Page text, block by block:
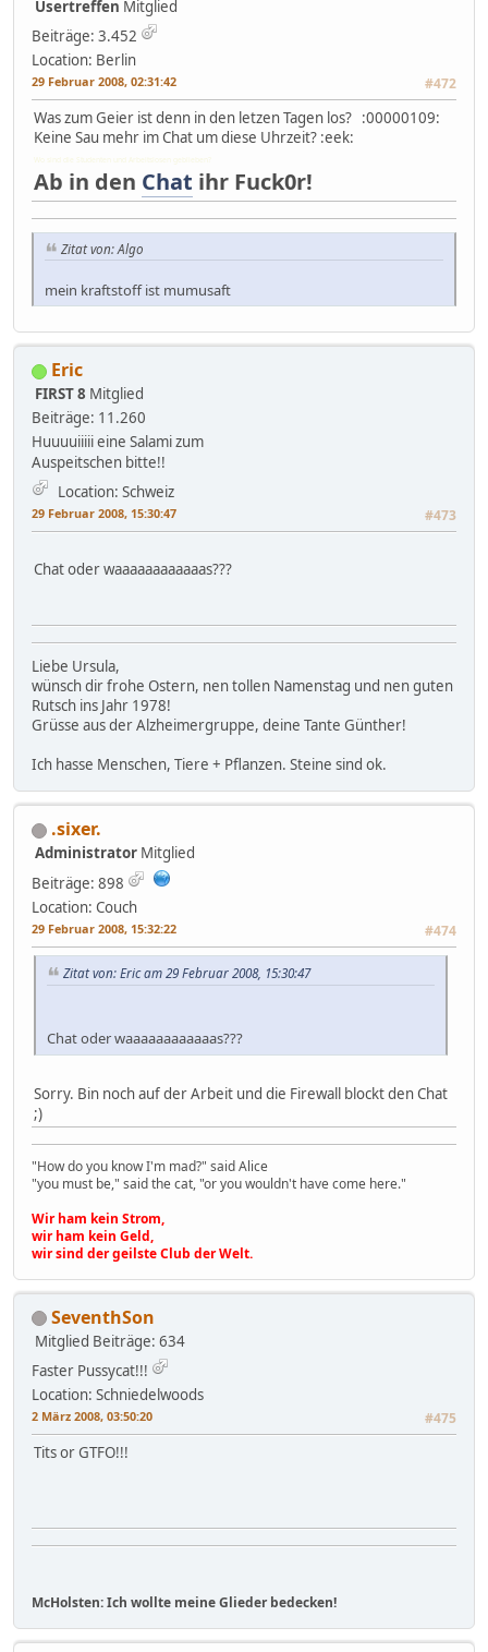
Usertreffen Mitglied
Beiträge: 3.452
Location: Berlin
29 Februar 2008, 02:31:42 #472
Was zum Geier ist denn in den letzen Tagen los? :00000109:
Keine Sau mehr im Chat um diese Uhrzeit? :eek:
Wo sind die Studenten und Arbeitslosen geblieben?
Ab in den Chat ihr Fuck0r!
Zitat von: Algo
mein kraftstoff ist mumusaft
Eric
FIRST 8 Mitglied
Beiträge: 11.260
Huuuuiiiii eine Salami zum
Auspeitschen bitte!!
Location: Schweiz
29 Februar 2008, 15:30:47 #473
Chat oder waaaaaaaaaaaas???
Liebe Ursula,
wünsch dir frohe Ostern, nen tollen Namenstag und nen guten
Rutsch ins Jahr 1978!
Grüsse aus der Alzheimergruppe, deine Tante Günther!
Ich hasse Menschen, Tiere + Pflanzen. Steine sind ok.
.sixer.
Administrator Mitglied
Beiträge: 898
Location: Couch
29 Februar 2008, 15:32:22 #474
Zitat von: Eric am 29 Februar 2008, 15:30:47
Chat oder waaaaaaaaaaaas???
Sorry. Bin noch auf der Arbeit und die Firewall blockt den Chat
;)
"How do you know I'm mad?" said Alice
"you must be," said the cat, "or you wouldn't have come here."
Wir ham kein Strom,
wir ham kein Geld,
wir sind der geilste Club der Welt.
SeventhSon
Mitglied Beiträge: 634
Faster Pussycat!!!
Location: Schniedelwoods
2 März 2008, 03:50:20 #475
Tits or GTFO!!!
McHolsten: Ich wollte meine Glieder bedecken!